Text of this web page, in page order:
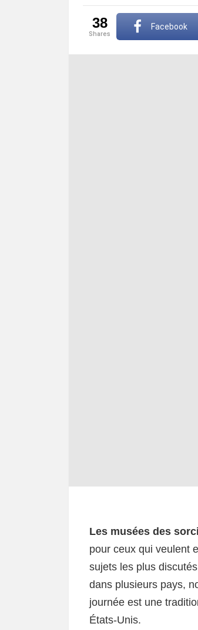
38
shares
Facebook
Les musées des
pour ceux qui veulent
sujets les plus
dans plusieurs pays,
journée est une
États-Unis.